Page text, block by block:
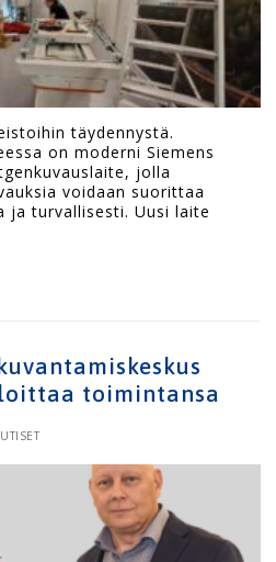
täydennystä.
on moderni Siemens
jolla
voidaan suorittaa
ja turvallisesti. Uusi laite
toimintansa